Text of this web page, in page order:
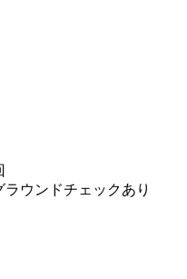
ウンドチェックあり